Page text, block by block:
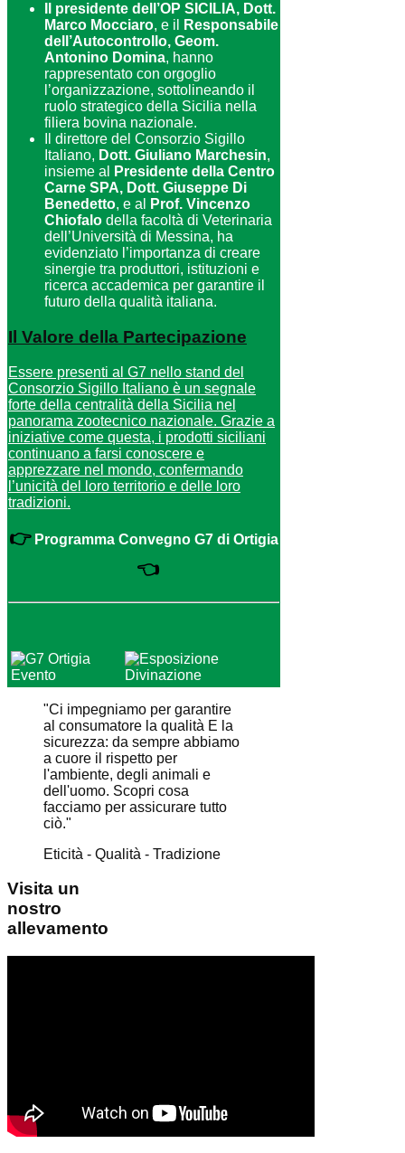
Il presidente dell’OP SICILIA, Dott.
Marco Mocciaro, e il
Responsabile
dell’Autocontrollo, Geom.
Antonino Domina, hanno
rappresentato con orgoglio
l’organizzazione, sottolineando il
ruolo strategico della Sicilia nella
filiera bovina nazionale.
Il direttore del Consorzio Sigillo
Italiano, Dott. Giuliano Marchesin,
insieme al
Presidente della Centro
Carne SPA, Dott. Giuseppe Di
Benedetto, e al
Prof. Vincenzo
Chiofalo della facoltà di Veterinaria
dell’Università di Messina, ha
evidenziato l’importanza di creare
sinergie tra produttori, istituzioni e
ricerca accademica per garantire il
futuro della qualità italiana.
Il Valore della Partecipazione
Essere presenti al G7 nello stand del
Consorzio Sigillo Italiano è un segnale
forte della centralità della Sicilia nel
panorama zootecnico nazionale. Grazie a
iniziative come questa, i prodotti siciliani
continuano a farsi conoscere e
apprezzare nel mondo, confermando
l’unicità del loro territorio e delle loro
tradizioni.
👉 Programma Convegno G7 di Ortigia
👈
"Ci impegniamo per garantire
al consumatore la qualità E la
sicurezza: da sempre abbiamo
a cuore il rispetto per
l'ambiente, degli animali e
dell'uomo. Scopri cosa
facciamo per assicurare tutto
ciò."
Eticità - Qualità - Tradizione
Visita un
nostro
allevamento